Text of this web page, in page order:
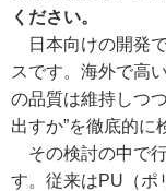
ください。
日本向けの開発
スです。海外で高
の品質は維持しつ
出すか”を徹底的に
その検討の中で
す。従来はPU（ポ